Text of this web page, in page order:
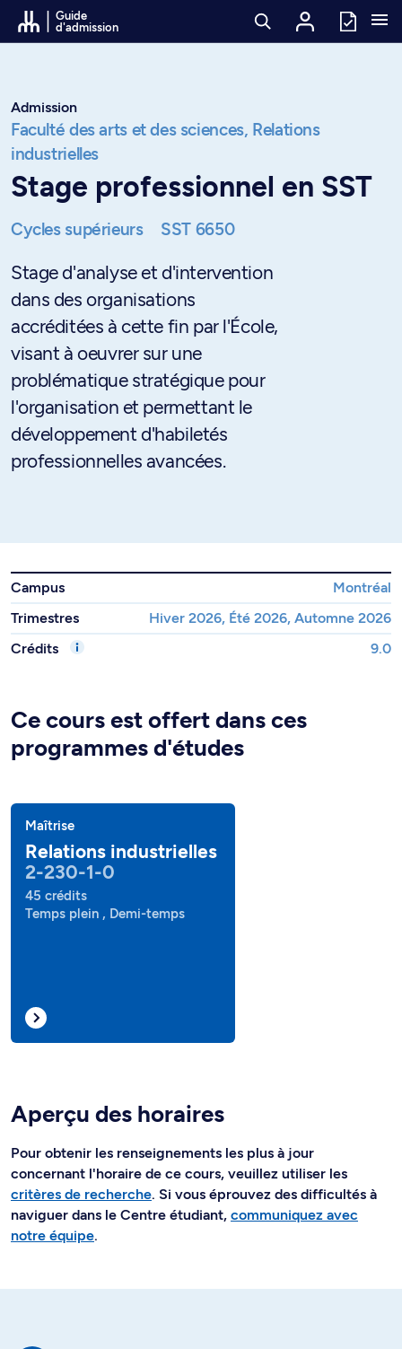
Passer au contenu
Guide
d'admission
Admission
Faculté des arts et des sciences, Relations
industrielles
Stage professionnel en SST
Cycles supérieurs SST 6650
Stage d'analyse et d'intervention
dans des organisations
accréditées à cette fin par l'École,
visant à oeuvrer sur une
problématique stratégique pour
l'organisation et permettant le
développement d'habiletés
professionnelles avancées.
Campus
Montréal
Trimestres
Hiver 2026, Été 2026, Automne 2026
Crédits
9.0
Ce cours est offert dans ces
programmes d'études
Maîtrise
Relations industrielles
2-230-1-0
45 crédits
Temps plein , Demi-temps
Aperçu des horaires
Pour obtenir les renseignements les plus à jour
concernant l'horaire de ce cours, veuillez utiliser les
critères de recherche. Si vous éprouvez des difficultés à
naviguer dans le Centre étudiant, communiquez avec
notre équipe.